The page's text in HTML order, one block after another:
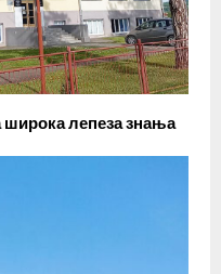
широка лепеза знања